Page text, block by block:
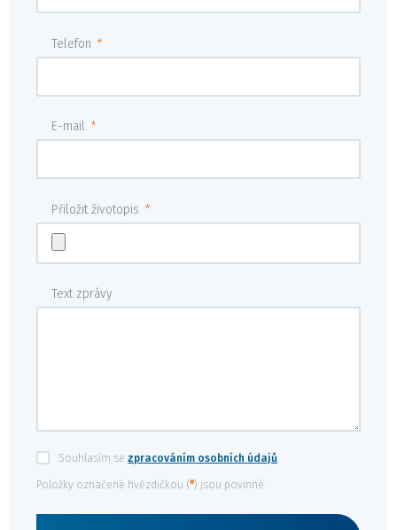
Telefon *
E-mail *
Přiložit životopis *
Text zprávy
Souhlasím
se
zpracováním
osobních
Souhlasím sezpracováním osobních údajů.
Položky označené hvězdičkou (*) jsou povinné.